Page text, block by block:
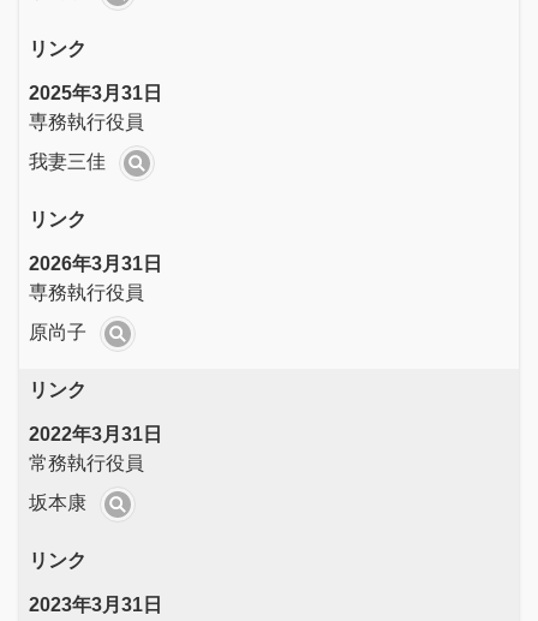
リンク
2025年3月31日
専務執行役員
我妻三佳
リンク
2026年3月31日
専務執行役員
原尚子
リンク
2022年3月31日
常務執行役員
坂本康
リンク
2023年3月31日